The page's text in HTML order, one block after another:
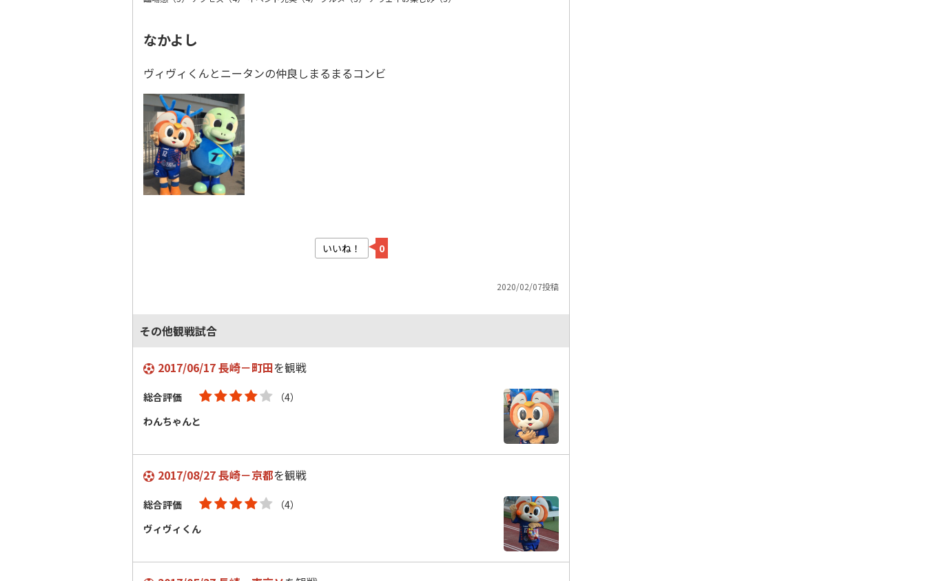
なかよし
ヴィヴィくんとニータンの仲良しまるまるコンビ
いいね！ 0
2020/02/07投稿
その他観戦試合
2017/06/17 長崎－町田を観戦
総合評価
（4）
わんちゃんと
2017/08/27 長崎－京都を観戦
総合評価
（4）
ヴィヴィくん